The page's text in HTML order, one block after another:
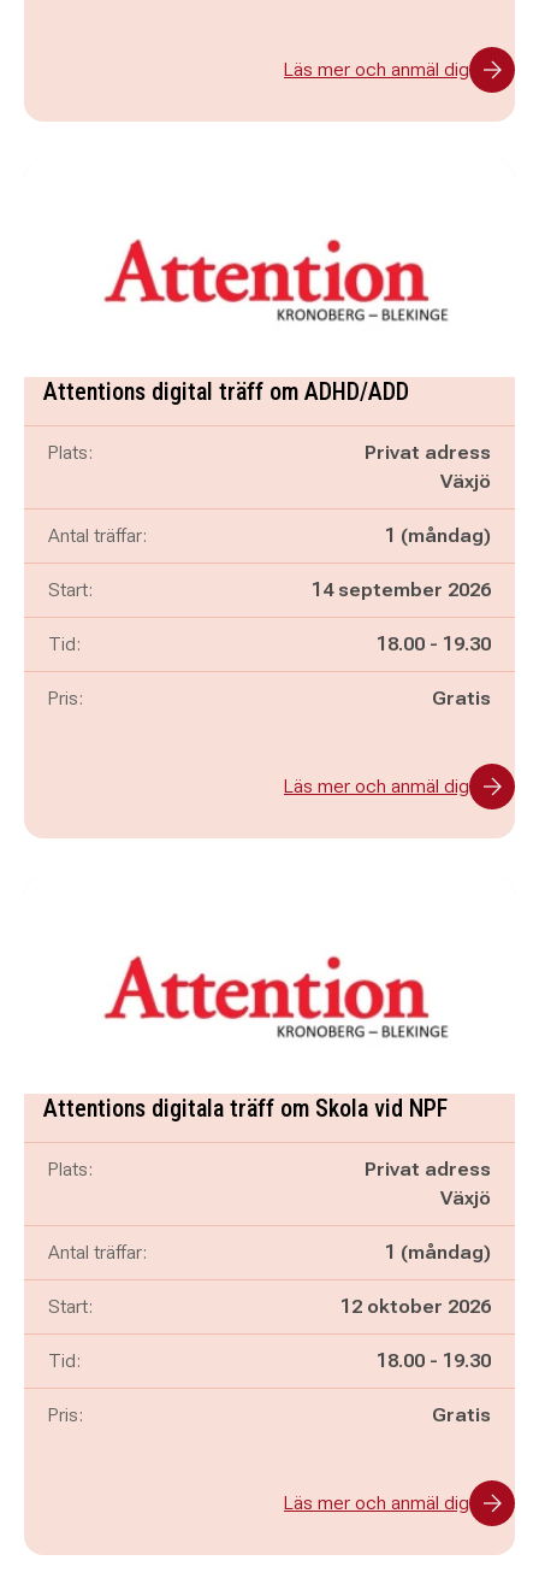
Läs mer och anmäl dig
Attentions digital träff om ADHD/ADD
Plats:
Privat adress
Växjö
Antal träffar: 1 (måndag)
Start: 14 september 2026
Tid: Pågår mellan
18.00 - och
19.30
Pris: Gratis
Läs mer och anmäl dig
Attentions digitala träff om Skola vid NPF
Plats:
Privat adress
Växjö
Antal träffar: 1 (måndag)
Start: 12 oktober 2026
Tid: Pågår mellan
18.00 - och
19.30
Pris: Gratis
Läs mer och anmäl dig